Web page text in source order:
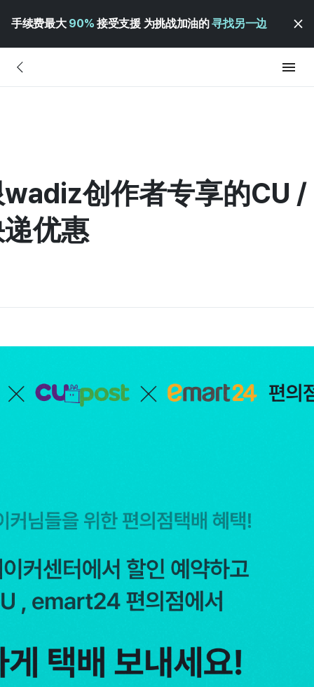
手续费最大 90% 接受支援 为挑战加油的寻找另一边
创作者专享的CU /
优惠